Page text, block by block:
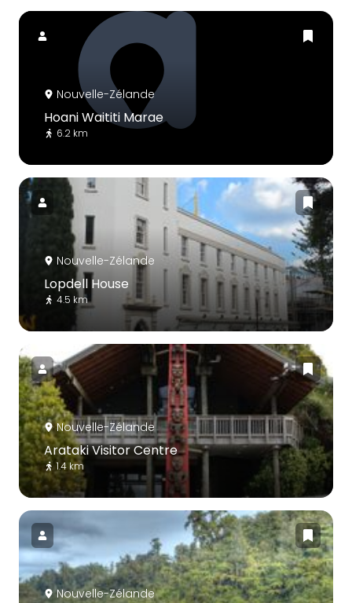
Nouvelle-Zélande
Hoani Waititi Marae
6.2 km
Nouvelle-Zélande
Lopdell House
4.5 km
Nouvelle-Zélande
Arataki Visitor Centre
1.4 km
Nouvelle-Zélande